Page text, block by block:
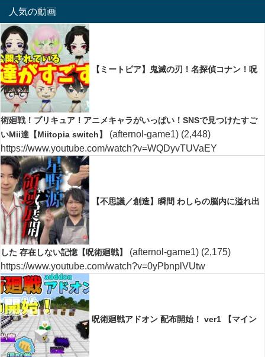
人気の動画
【ミートピア】鬼滅の刃！名探偵コナン！呪
術廻戦！プリキュア！アニメキャラがいっぱい！SNSで見つけたすご
いMii達【Miitopia switch】
(afternol-game1) (2,448)
https://www.youtube.com/watch?v=WQDyvTUVaEY
【不思議／創造】瞬間 わしらの脳内に溢れ出
した 存在しない記憶【呪術廻戦】 (afternol-game1) (2,175)
https://www.youtube.com/watch?v=0yPbnplVUtw
呪術廻戦アドオン 配布開始！ ver1 【マイン